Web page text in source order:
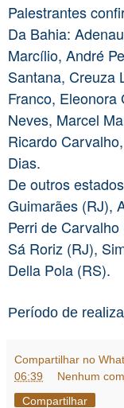
Palestrantes
Da Bahia:
Marcílio, André
Santana, Creuza
Franco, Eleonora
Neves, Marcel
Ricardo
Dias.
De outros
Guimarães (RJ),
Perri de
Sá Roriz (RJ),
Della Pola (RS).
Período de
Compartilhar no
06:39
Nenhum
Compartilhar